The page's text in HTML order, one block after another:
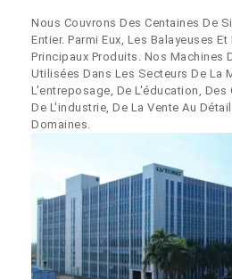
Nous Couvrons Des Centaines De
Entier. Parmi Eux, Les Balayeuses
Principaux Produits. Nos Machines
Utilisées Dans Les Secteurs De La
L'entreposage, De L'éducation, Des
De L'industrie, De La Vente Au
Domaines.